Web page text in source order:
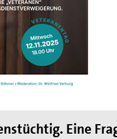
des II. Weltkrieges,
die Hand
Eine